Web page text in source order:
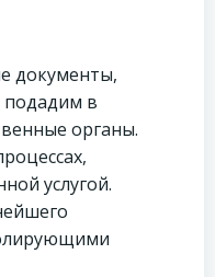
документы,
в
органы.
услугой.